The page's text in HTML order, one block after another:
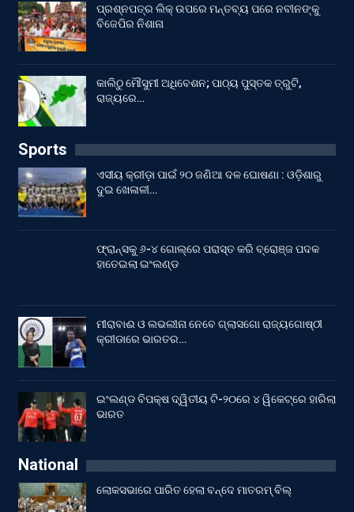
ପ୍ରଶ୍ନପତ୍ର ଲିକ୍ ଉପରେ ମନ୍ତବ୍ୟ ପରେ ନବୀନଙ୍କୁ
ବିଜେପିର ନିଶାନା
କାଲିଠୁ ମୌସୁମୀ ଅଧିବେଶନ; ପାଠ୍ୟ ପୁସ୍ତକ ତ୍ରୁଟି,
ରାଜ୍ୟରେ…
Sports
ଏସୀୟ କ୍ରୀଡ଼ା ପାଇଁ ୨୦ ଜଣିଆ ଦଳ ଘୋଷଣା : ଓଡ଼ିଶାରୁ
ଦୁଇ ଖେଳାଳୀ…
ଫ୍ରାନ୍ସକୁ ୬-୪ ଗୋଲ୍‌ରେ ପରାସ୍ତ କରି ବ୍ରୋଞ୍ଜ ପଦକ
ହାତେଇଲା ଇଂଲଣ୍ଡ
ମୀରାବାଈ ଓ ଲଭଲୀନା ନେବେ ଗ୍ଲାସଗୋ ରାଜ୍ୟଗୋଷ୍ଠୀ
କ୍ରୀଡାରେ ଭାରତର…
ଇଂଲଣ୍ଡ ବିପକ୍ଷ ଦ୍ୱିତୀୟ ଟି-୨୦ରେ ୪ ୱିକେଟ୍‌ରେ ହାରିଲା
ଭାରତ
National
ଲୋକସଭାରେ ପାରିତ ହେଲା ବନ୍ଦେ ମାତରମ୍‌ ବିଲ୍‌